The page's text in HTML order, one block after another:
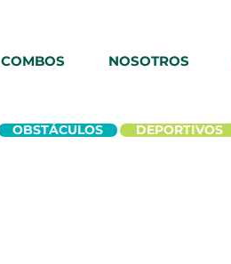
COMBOS NOSOTROS
OBSTÁCULOS DEPORTIVOS